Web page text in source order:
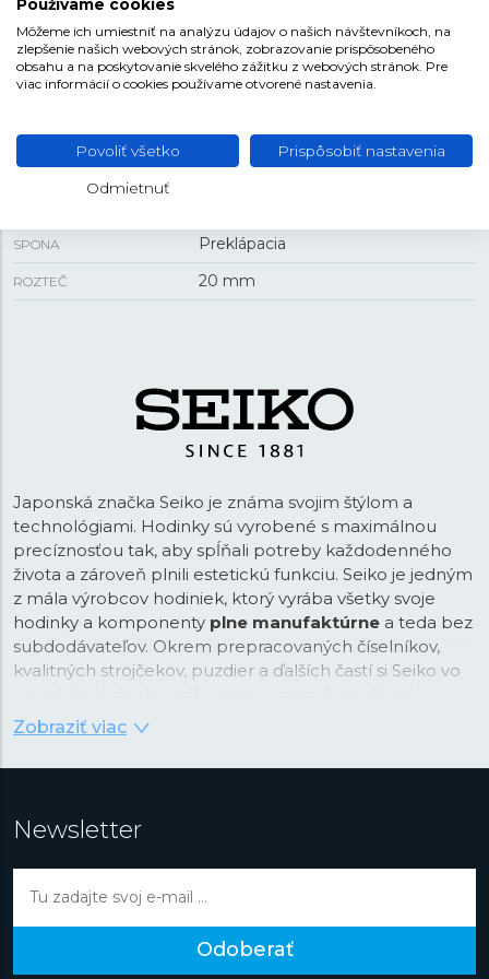
PUZDRO
HRÚBKA 12,9 mm
MATERIÁL REMIENKA Koža
SPONA Preklápacia
ROZTEČ 20 mm
Japonská značka Seiko je známa svojim štýlom a
technológiami. Hodinky sú vyrobené s maximálnou
precíznosťou tak, aby spĺňali potreby každodenného
života a zároveň plnili estetickú funkciu. Seiko je jedným
z mála výrobcov hodiniek, ktorý vyrába všetky svoje
hodinky a komponenty plne manufaktúrne a teda bez
subdodávateľov. Okrem prepracovaných číselníkov,
kvalitných strojčekov, puzdier a ďalších častí si Seiko vo
hodinkách alebo luminiscenčné nátery. Maximálna
zaručená.
Tokia v roku 1860. V roku 1881, vo veku iba 21 rokov,
hodiniek. V roku 1892 založil vlastnú manufaktúru na
výrobu vlastných hodín a neskôr i hodiniek, ktorú nazval
„Seikosha”. V japončine má výraz „Seiko” významy:
Zobraziť viac
Newsletter
Odoberať
Používame cookies
Môžeme ich umiestniť na analýzu údajov o našich návštevníkoch, na
zlepšenie našich webových stránok, zobrazovanie prispôsobeného
obsahu a na poskytovanie skvelého zážitku z webových stránok. Pre
viac informácií o cookies používame otvorené nastavenia.
Povoliť všetko Prispôsobiť nastavenia
Odmietnuť